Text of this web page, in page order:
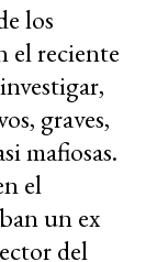
los
el reciente
graves,
mafiosas.
el
un ex
del